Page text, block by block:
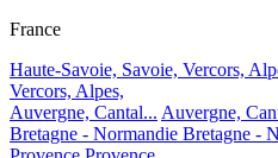
France
Haute-Savoie, Savoie, Vercors,
Vercors, Alpes,
Auvergne, Cantal... Auvergne,
Bretagne - Normandie Bretagne -